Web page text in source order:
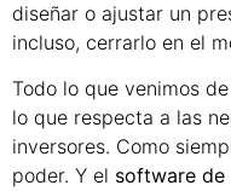
diseñar o ajustar un
incluso, cerrarlo en el
Todo lo que venimos
lo que respecta a las
inversores. Como
poder. Y el software de